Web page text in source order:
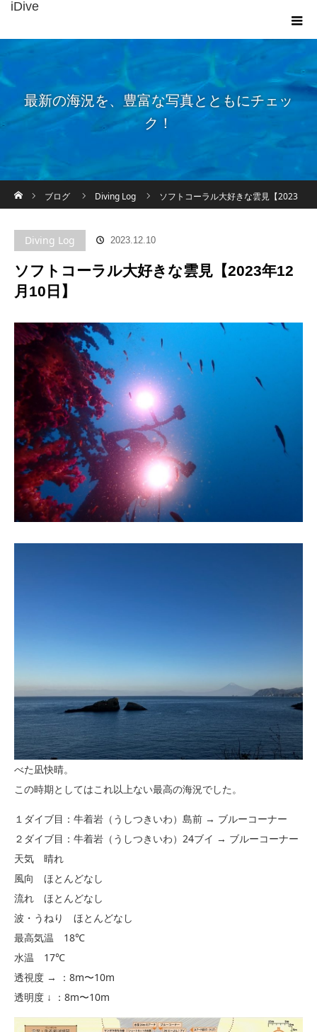
iDive
最新の海況を、豊富な写真とともにチェッ
ク！
ブログ
Diving Log ソフトコーラル大好きな雲見【2023
Diving Log 2023.12.10
ソフトコーラル大好きな雲見【2023年12
月10日】
べた凪快晴。
この時期としてはこれ以上ない最高の海況でした。
１ダイブ目：牛着岩（うしつきいわ）島前 → ブルーコーナー
２ダイブ目：牛着岩（うしつきいわ）24ブイ → ブルーコーナー
天気 晴れ
風向 ほとんどなし
流れ ほとんどなし
波・うねり ほとんどなし
最高気温 18℃
水温 17℃
透視度 → ：8m〜10m
透明度 ↓ ：8m〜10m